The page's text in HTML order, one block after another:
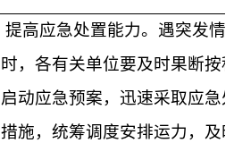
提高应急处置能力。遇突发情
时，各有关单位要及时果断按
启动应急预案，迅速采取应急
措施，统筹调度安排运力，及